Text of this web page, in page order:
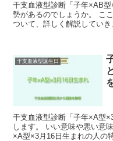
干支血液型診断「子年×AB
勢があるのでしょうか。 こ
ついて、詳しく解説してい
干支血液型誕生日
干支血液型診断「子年×A型
します。 いい意味や悪い意
×A型×3月16日生まれの人の